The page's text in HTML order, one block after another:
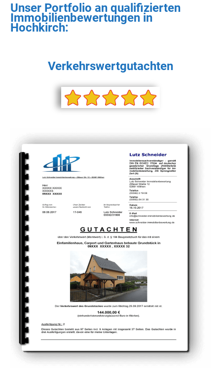
Unser Portfolio an qualifizierten
Immobilienbewertungen in
Hochkirch:
Verkehrswertgutachten